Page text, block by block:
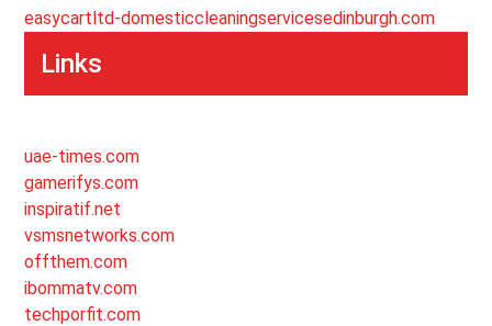
easycartltd-domesticcleaningservicesedinburgh.com
Links
uae-times.com
gamerifys.com
inspiratif.net
vsmsnetworks.com
offthem.com
ibommatv.com
techporfit.com